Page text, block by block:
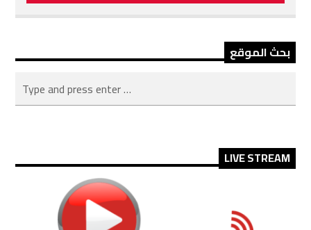
بحث الموقع
LIVE STREAM